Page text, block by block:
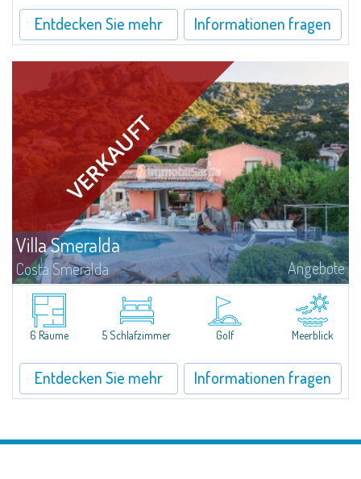
Entdecken Sie mehr Informationen fragen
Villa Smeralda
Costa Smeralda Angebote
DieVilla Smeralda, aus der Hand des bekannten ArchitektenJean Claude
Lesuisse, befindet sich in einzigartiger Lage über der Baia delPevero, mit
einem Panoramablick auf das Meer und die Hügel von Pantogia.Sie ist Teil...
6 Räume
5 Schlafzimmer Golf Meerblick
Entdecken Sie mehr Informationen fragen